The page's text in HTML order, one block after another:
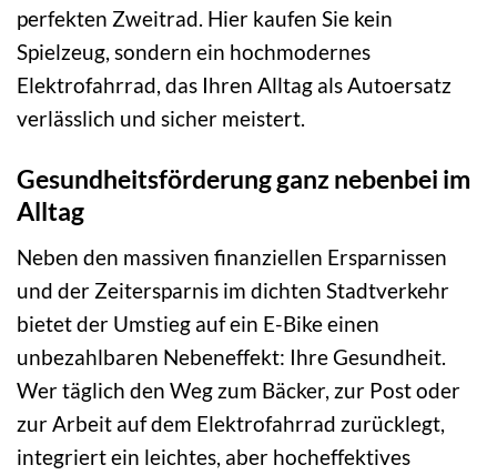
perfekten Zweitrad. Hier kaufen Sie kein
Spielzeug, sondern ein hochmodernes
Elektrofahrrad, das Ihren Alltag als Autoersatz
verlässlich und sicher meistert.
Gesundheitsförderung ganz nebenbei im
Alltag
Neben den massiven finanziellen Ersparnissen
und der Zeitersparnis im dichten Stadtverkehr
bietet der Umstieg auf ein E-Bike einen
unbezahlbaren Nebeneffekt: Ihre Gesundheit.
Wer täglich den Weg zum Bäcker, zur Post oder
zur Arbeit auf dem Elektrofahrrad zurücklegt,
integriert ein leichtes, aber hocheffektives